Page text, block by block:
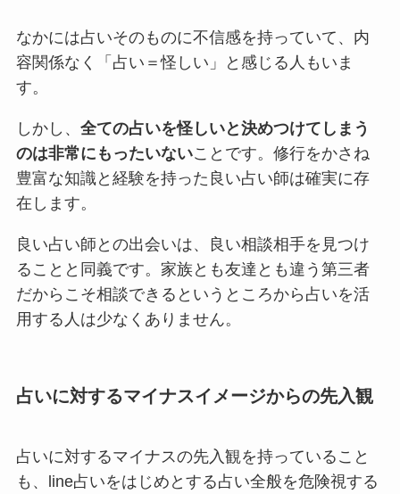
なかには占いそのものに不信感を持っていて、内
容関係なく「占い＝怪しい」と感じる人もいま
す。
しかし、 全ての占いを怪しいと決めつけてしまう
のは非常にもったいないことです。修行をかさね
豊富な知識と経験を持った良い占い師は確実に存
在します。
良い占い師との出会いは、良い相談相手を見つけ
ることと同義です。家族とも友達とも違う第三者
だからこそ相談できるというところから占いを活
用する人は少なくありません。
占いに対するマイナスイメージからの先入観
占いに対するマイナスの先入観を持っていること
も、line占いをはじめとする占い全般を危険視する